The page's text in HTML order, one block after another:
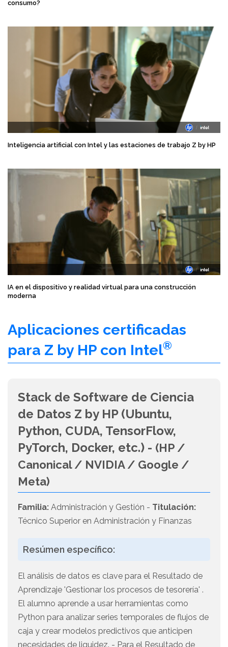
consumo?
Inteligencia artificial con Intel y las estaciones de trabajo Z by HP
IA en el dispositivo y realidad virtual para una construcción
moderna
Aplicaciones certificadas
para Z by HP con Intel®
Stack de Software de Ciencia
de Datos Z by HP (Ubuntu,
Python, CUDA, TensorFlow,
PyTorch, Docker, etc.) - (HP /
Canonical / NVIDIA / Google /
Meta)
Familia: Administración y Gestión - Titulación:
Técnico Superior en Administración y Finanzas
Resúmen específico:
El análisis de datos es clave para el Resultado de
Aprendizaje 'Gestionar los procesos de tesorería' .
El alumno aprende a usar herramientas como
Python para analizar series temporales de flujos de
caja y crear modelos predictivos que anticipen
necesidades de liquidez. - Para el Resultado de